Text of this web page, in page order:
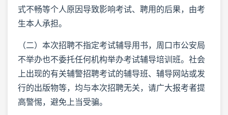
式不畅等个人原因导致影响考试、聘用的后果，由考
生本人承担。
（二）本次招聘不指定考试辅导用书，周口市公安局
不举办也不委托任何机构举办考试辅导培训班。社会
上出现的有关辅警招聘考试的辅导班、辅导网站或发
行的出版物等，均与本次招聘无关，请广大报考者提
高警惕，避免上当受骗。